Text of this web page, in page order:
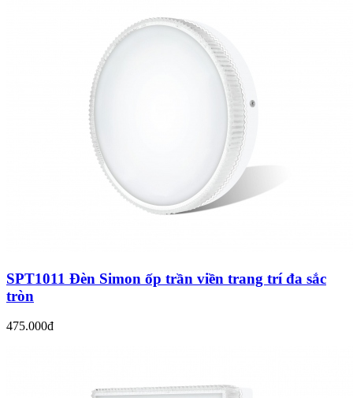
SPT1011 Đèn Simon ốp trần viền trang trí đa sắc
tròn
475.000đ